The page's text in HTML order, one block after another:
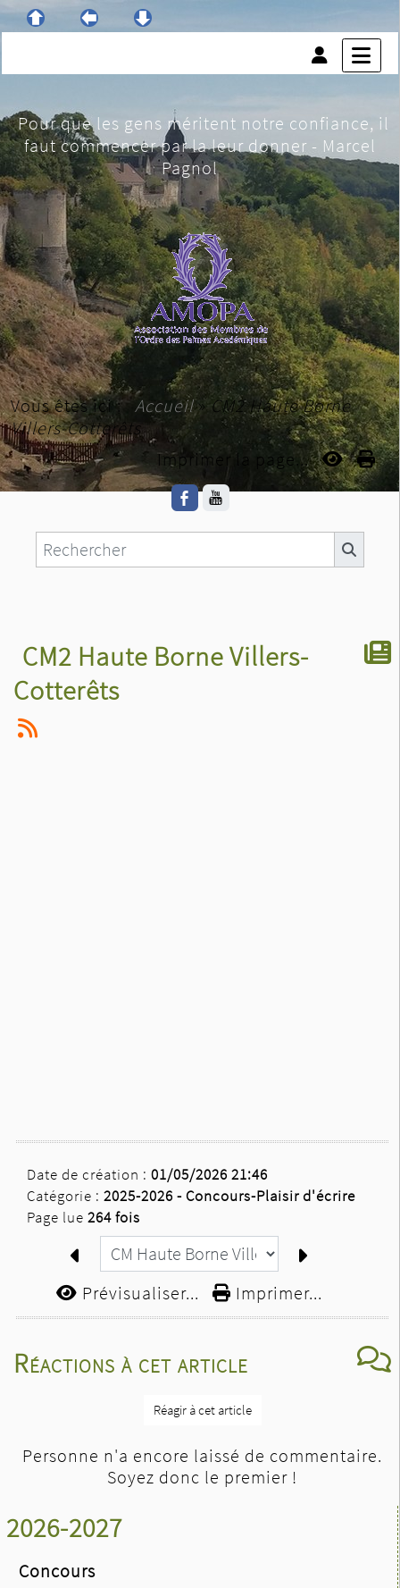
Pour que les gens méritent notre confiance, il
faut commencer par la leur donner - Marcel
Pagnol
Vous êtes ici : Accueil»CM2 Haute Borne
Villers-Cotterêts
Imprimer la page...
2026-2027
Concours
CM2 Haute Borne Villers-
Cotterêts
Date de création : 01/05/2026 21:46
Catégorie : 2025-2026 -Concours-Plaisir d'écrire
Page lue 264 fois
Prévisualiser... Imprimer...
Réactions à cet article
Réagir à cet article
Personne n'a encore laissé de commentaire.
Soyez donc le premier !